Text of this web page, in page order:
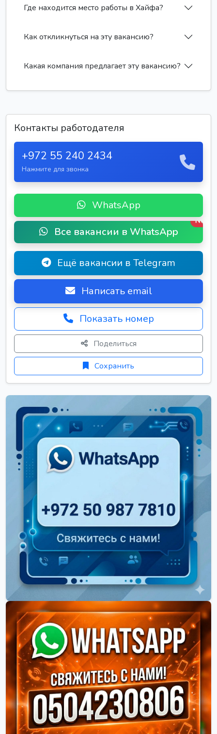
Где находится место работы в Хайфа?
Как откликнуться на эту вакансию?
Какая компания предлагает эту вакансию?
Контакты работодателя
+972 55 240 2434
Нажмите для звонка
WhatsApp
Все вакансии в WhatsApp
New
Ещё вакансии в Telegram
Написать email
Показать номер
Поделиться
Сохранить